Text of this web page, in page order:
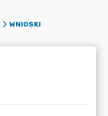
WNIOSKI